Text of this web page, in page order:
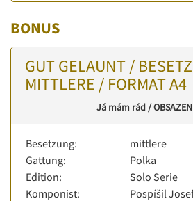
BONUS
GUT GELAUNT /
MITTLERE / FORMAT A4
Já mám rád /
Besetzung:
mittlere
Gattung:
Polka
Edition:
Solo Serie
Komponist:
Pospíšil